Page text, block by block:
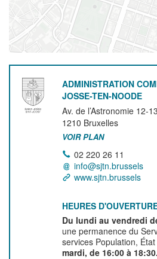
ADMINISTRATION
JOSSE-TEN-NOODE
Av. de l’Astronomie 12-13
1210 Bruxelles
VOIR PLAN
02 220 26 11
info@sjtn.brussels
www.sjtn.brussels
HEURES
Du lundi au vendredi
une permanence du
services Population,
mardi, de 16:00 à 18:30.